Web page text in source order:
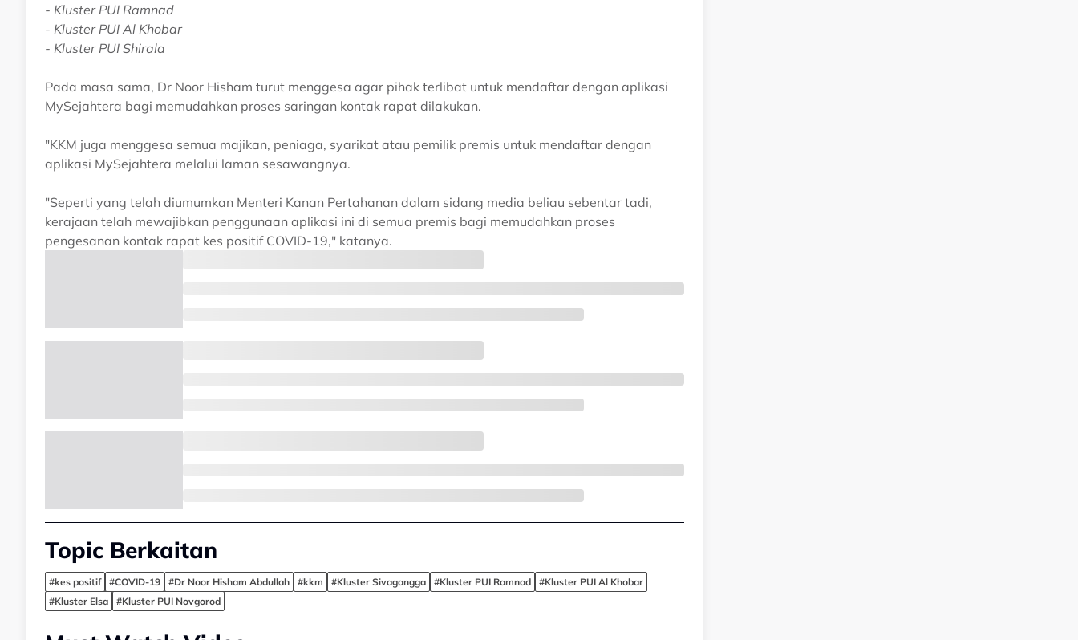
- Kluster PUI Ramnad
- Kluster PUI Al Khobar
- Kluster PUI Shirala
Pada masa sama, Dr Noor Hisham turut menggesa agar pihak terlibat untuk mendaftar dengan aplikasi
MySejahtera bagi memudahkan proses saringan kontak rapat dilakukan.
"KKM juga menggesa semua majikan, peniaga, syarikat atau pemilik premis untuk mendaftar dengan
aplikasi MySejahtera melalui laman sesawangnya.
"Seperti yang telah diumumkan Menteri Kanan Pertahanan dalam sidang media beliau sebentar tadi,
kerajaan telah mewajibkan penggunaan aplikasi ini di semua premis bagi memudahkan proses
pengesanan kontak rapat kes positif COVID-19," katanya.
Topic Berkaitan
#kes positif #COVID-19 #Dr Noor Hisham Abdullah #kkm #Kluster Sivagangga #Kluster PUI Ramnad
#Kluster PUI Al Khobar
#Kluster Elsa
#Kluster PUI Novgorod